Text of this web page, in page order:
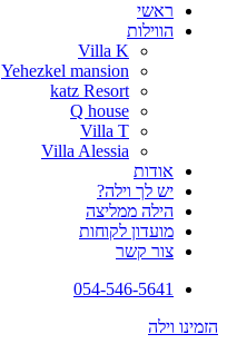
ראשי
הווילות
Villa K
Yehezkel mansion
katz Resort
Q house
Villa T
Villa Alessia
אודות
יש לך וילה?
הילה ממליצה
מועדון לקוחות
צור קשר
054-546-5641
הזמינו וילה